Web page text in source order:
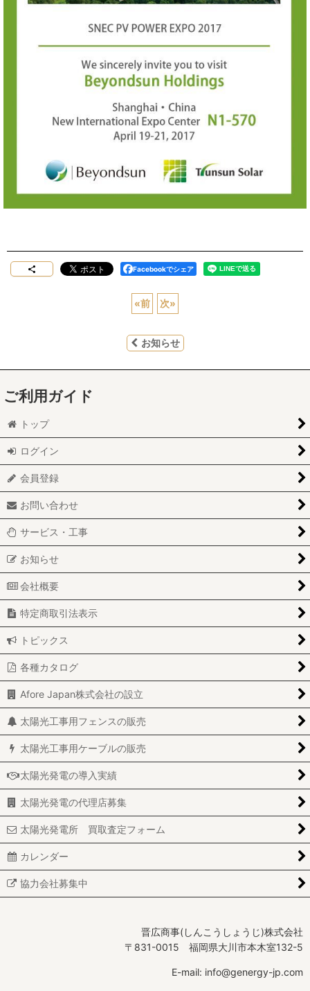
Facebookでシェア
«前 次»
お知らせ
ご利用ガイド
トップ
ログイン
会員登録
お問い合わせ
サービス・工事
お知らせ
会社概要
特定商取引法表示
トピックス
各種カタログ
Afore Japan株式会社の設立
太陽光工事用フェンスの販売
太陽光工事用ケーブルの販売
太陽光発電の導入実績
太陽光発電の代理店募集
太陽光発電所 買取査定フォーム
カレンダー
協力会社募集中
晋広商事(しんこうしょうじ)株式会社
〒831-0015 福岡県大川市本木室132-5
E-mail: info@genergy-jp.com